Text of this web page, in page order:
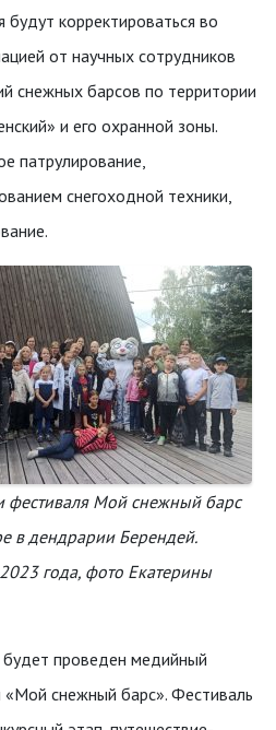
корректироваться во
от научных сотрудников
снежных барсов по территории
и его охранной зоны.
патрулирование,
снегоходной техники,
фестиваля Мой снежный барс
в дендрарии Берендей.
года, фото Екатерины
проведен медийный
снежный барс». Фестиваль